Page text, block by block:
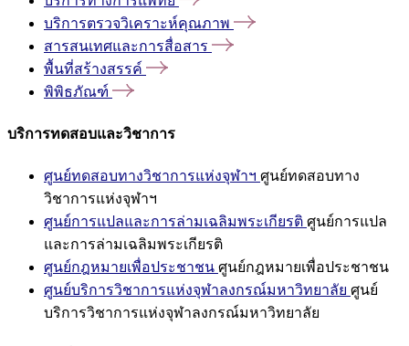
บริการตรวจวิเคราะห์คุณภาพ
สารสนเทศและการสื่อสาร
พื้นที่สร้างสรรค์
พิพิธภัณฑ์
บริการทดสอบและวิชาการ
ศูนย์ทดสอบทางวิชาการแห่งจุฬาฯ ศูนย์ทดสอบทาง
วิชาการแห่งจุฬาฯ
ศูนย์การแปลและการล่ามเฉลิมพระเกียรติ ศูนย์การแปล
และการล่ามเฉลิมพระเกียรติ
ศูนย์กฎหมายเพื่อประชาชน ศูนย์กฎหมายเพื่อประชาชน
ศูนย์บริการวิชาการแห่งจุฬาลงกรณ์มหาวิทยาลัย ศูนย์
บริการวิชาการแห่งจุฬาลงกรณ์มหาวิทยาลัย